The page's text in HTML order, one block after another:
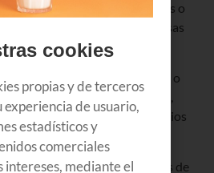
para registrar transacciones o
y cada vez son más las empresas
con las monedas digitales o
en cadenas de logística,
gestión de pagos o intercambios
con enormes cantidades de
cookies
propias y de terceros
de usuario,
estadísticos y
comerciales
intereses, mediante el